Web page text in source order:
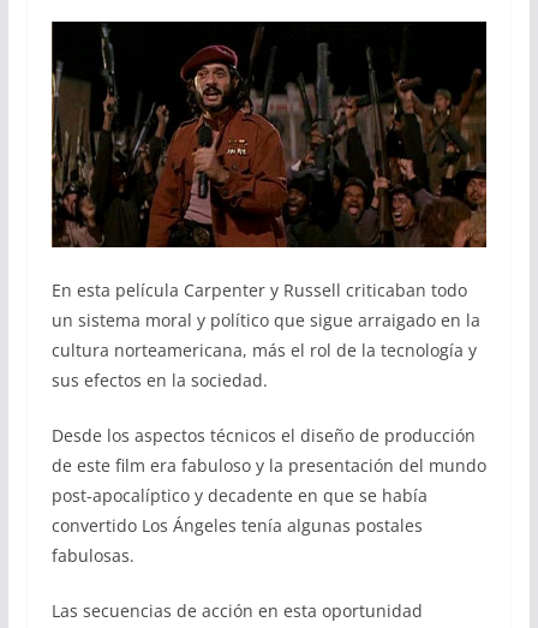
En esta película Carpenter y Russell criticaban todo
un sistema moral y político que sigue arraigado en la
cultura norteamericana, más el rol de la tecnología y
sus efectos en la sociedad.
Desde los aspectos técnicos el diseño de producción
de este film era fabuloso y la presentación del mundo
post-apocalíptico y decadente en que se había
convertido Los Ángeles tenía algunas postales
fabulosas.
Las secuencias de acción en esta oportunidad